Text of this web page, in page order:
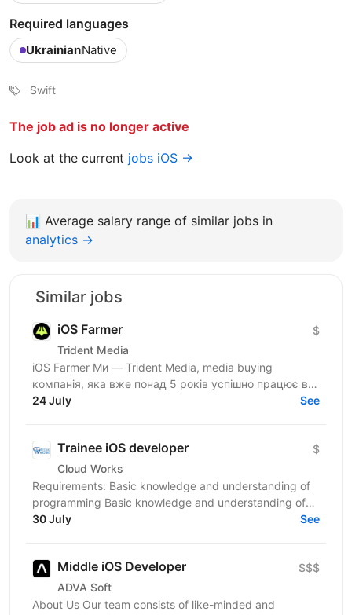
Required languages
UkrainianNative
Swift
The job ad is no longer active
Look at the current jobs iOS →
📊 Average salary range of similar jobs in
analytics →
Similar jobs
iOS Farmer
Trident Media
$
iOS Farmer Ми — Trident Media, media buying
компанія, яка вже понад 5 років успішно працює в
24 July See
Trainee iOS developer
Cloud Works
$
Requirements: Basic knowledge and understanding of
programming Basic knowledge and understanding of
OOP Basic knowledge of Swift Basic knowledge of...
30 July See
Middle iOS Developer
ADVA Soft
$$$
About Us Our team consists of like-minded and